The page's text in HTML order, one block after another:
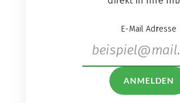
E-Mail Adresse
ANMELDEN